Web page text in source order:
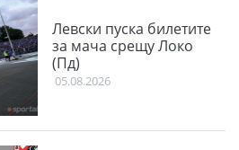
Левски пуска билетите
за мача срещу Локо
(Пд)
05.08.2026